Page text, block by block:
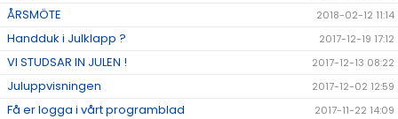
ÅRSMÖTE 2018-02-12 11:14
Handduk i Julklapp ? 2017-12-19 17:12
VI STUDSAR IN JULEN ! 2017-12-13 08:22
Juluppvisningen 2017-12-02 12:59
Få er logga i vårt programblad 2017-11-22 14:09